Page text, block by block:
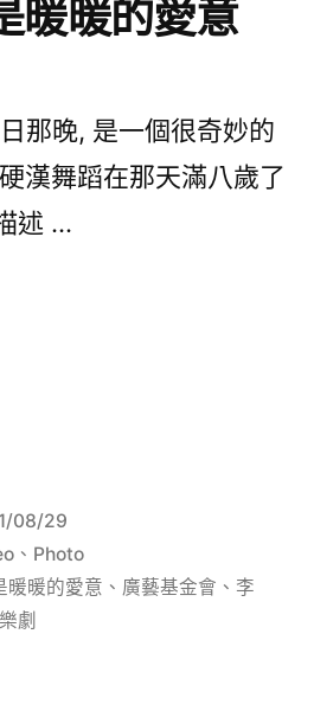
暖暖的愛意
那晚, 是一個很奇妙的
漢舞蹈在那天滿八歲了
述 …
08/29
、 Photo
暖暖的愛意 、 廣藝基金會 、 李
劇